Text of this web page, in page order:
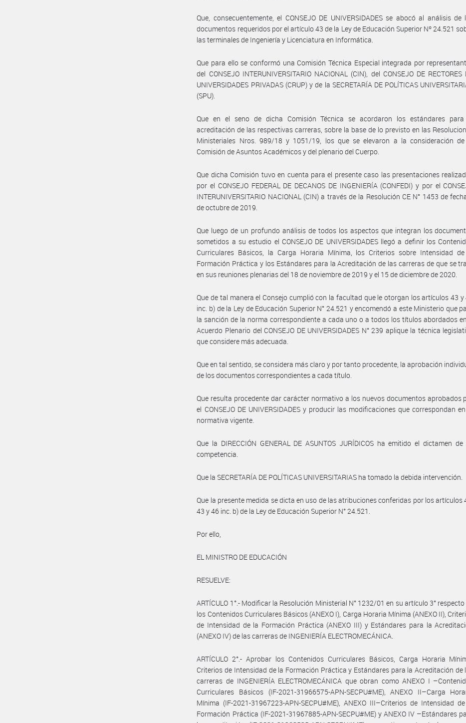
Que, consecuentemente, el CONSEJO DE UNIVERSIDADES se abocó al análisis de
documentos requeridos por el artículo 43 de la Ley de Educación Superior Nº 24.521
las terminales de Ingeniería y Licenciatura en Informática.
Que para ello se conformó una Comisión Técnica Especial integrada por
del CONSEJO INTERUNIVERSITARIO NACIONAL (CIN), del CONSEJO DE RECTORES
UNIVERSIDADES PRIVADAS (CRUP) y de la SECRETARÍA DE POLÍTICAS
(SPU).
Que en el seno de dicha Comisión Técnica se acordaron los estándares
acreditación de las respectivas carreras, sobre la base de lo previsto en las
Ministeriales Nros. 989/18 y 1051/19, los que se elevaron a la consideración
Comisión de Asuntos Académicos y del plenario del Cuerpo.
Que dicha Comisión tuvo en cuenta para el presente caso las presentaciones
por el CONSEJO FEDERAL DE DECANOS DE INGENIERÍA (CONFEDI) y por el
INTERUNIVERSITARIO NACIONAL (CIN) a través de la Resolución CE N° 1453 de
de octubre de 2019.
Que luego de un profundo análisis de todos los aspectos que integran los
sometidos a su estudio el CONSEJO DE UNIVERSIDADES llegó a definir los
Curriculares Básicos, la Carga Horaria Mínima, los Criterios sobre Intensidad
Formación Práctica y los Estándares para la Acreditación de las carreras de que se
en sus reuniones plenarias del 18 de noviembre de 2019 y el 15 de diciembre de 2020.
Que de tal manera el Consejo cumplió con la facultad que le otorgan los artículos 43 y
inc. b) de la Ley de Educación Superior N° 24.521 y encomendó a este Ministerio que
la sanción de la norma correspondiente a cada uno o a todos los títulos abordados
Acuerdo Plenario del CONSEJO DE UNIVERSIDADES N° 239 aplique la técnica
que considere más adecuada.
Que en tal sentido, se considera más claro y por tanto procedente, la aprobación
de los documentos correspondientes a cada título.
Que resulta procedente dar carácter normativo a los nuevos documentos aprobados
el CONSEJO DE UNIVERSIDADES y producir las modificaciones que correspondan
normativa vigente.
Que la DIRECCIÓN GENERAL DE ASUNTOS JURÍDICOS ha emitido el dictamen de
competencia.
Que la SECRETARÍA DE POLÍTICAS UNIVERSITARIAS ha tomado la debida intervención.
Que la presente medida se dicta en uso de las atribuciones conferidas por los artículos
43 y 46 inc. b) de la Ley de Educación Superior N° 24.521.
Por ello,
EL MINISTRO DE EDUCACIÓN
RESUELVE:
ARTÍCULO 1°.- Modificar la Resolución Ministerial N° 1232/01 en su artículo 3° respecto
los Contenidos Curriculares Básicos (ANEXO I), Carga Horaria Mínima (ANEXO II),
de Intensidad de la Formación Práctica (ANEXO III) y Estándares para la
(ANEXO IV) de las carreras de INGENIERÍA ELECTROMECÁNICA.
ARTÍCULO 2°.- Aprobar los Contenidos Curriculares Básicos, Carga Horaria
Criterios de Intensidad de la Formación Práctica y Estándares para la Acreditación de
carreras de INGENIERÍA ELECTROMECÁNICA que obran como ANEXO I
Curriculares Básicos (IF-2021-31966575-APN-SECPU#ME), ANEXO II–Carga
Mínima (IF-2021-31967223-APN-SECPU#ME), ANEXO III–Criterios de Intensidad
Formación Práctica (IF-2021-31967885-APN-SECPU#ME) y ANEXO IV –Estándares